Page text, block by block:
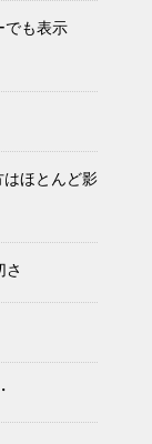
でも表示
ほとんど影
さ